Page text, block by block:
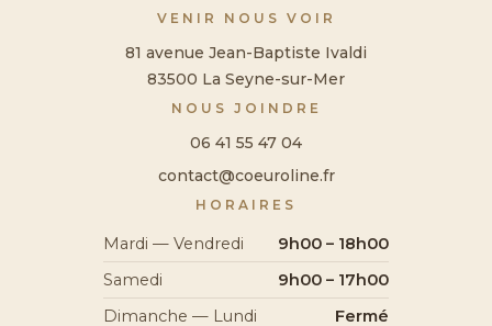
VENIR NOUS VOIR
81 avenue Jean-Baptiste Ivaldi
83500 La Seyne-sur-Mer
NOUS JOINDRE
06 41 55 47 04
contact@coeuroline.fr
HORAIRES
Mardi — Vendredi
9h00 – 18h00
Samedi
9h00 – 17h00
Dimanche — Lundi
Fermé